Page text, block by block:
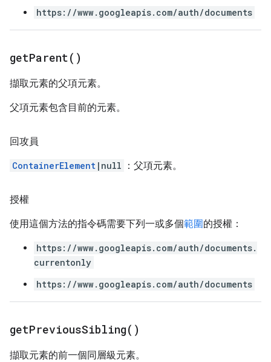
https://www.googleapis.com/auth/documents
getParent( )
擷取元素的父項元素。
父項元素包含目前的元素。
回攻員
ContainerElement |null ：父項元素。
授權
使用這個方法的指令碼需要下列一或多個範圍的授權：
https://www.googleapis.com/auth/documents.
currentonly
https://www.googleapis.com/auth/documents
getPreviousSibling( )
擷取元素的前一個同層級元素。